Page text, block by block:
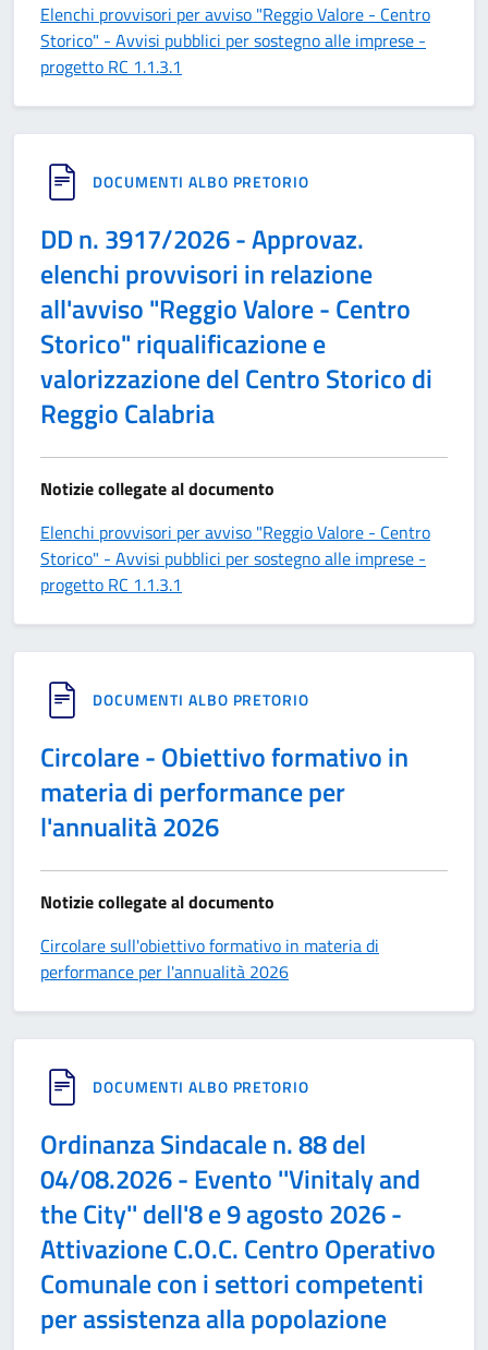
Elenchi provvisori per avviso "Reggio Valore - Centro
Storico" - Avvisi pubblici per sostegno alle imprese -
progetto RC 1.1.3.1
DOCUMENTI ALBO PRETORIO
DD n. 3917/2026 - Approvaz.
elenchi provvisori in relazione
all'avviso "Reggio Valore - Centro
Storico" riqualificazione e
valorizzazione del Centro Storico di
Reggio Calabria
Notizie collegate al documento
Elenchi provvisori per avviso "Reggio Valore - Centro
Storico" - Avvisi pubblici per sostegno alle imprese -
progetto RC 1.1.3.1
DOCUMENTI ALBO PRETORIO
Circolare - Obiettivo formativo in
materia di performance per
l'annualità 2026
Notizie collegate al documento
Circolare sull'obiettivo formativo in materia di
performance per l'annualità 2026
DOCUMENTI ALBO PRETORIO
Ordinanza Sindacale n. 88 del
04/08.2026 - Evento ''Vinitaly and
the City'' dell'8 e 9 agosto 2026 -
Attivazione C.O.C. Centro Operativo
Comunale con i settori competenti
per assistenza alla popolazione